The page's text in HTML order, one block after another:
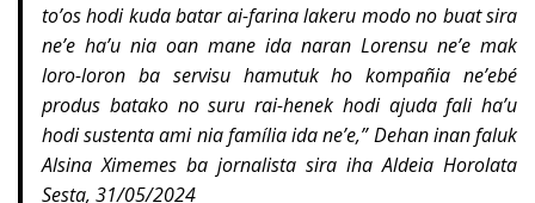
to’os hodi kuda batar ai-farina lakeru modo no buat sira
ne’e ha’u nia oan mane ida naran Lorensu ne’e mak
loro-loron ba servisu hamutuk ho kompañia ne’ebé
produs batako no suru rai-henek hodi ajuda fali ha’u
hodi sustenta ami nia família ida ne’e,” Dehan inan faluk
Alsina Ximemes ba jornalista sira iha Aldeia Horolata
Sesta, 31/05/2024